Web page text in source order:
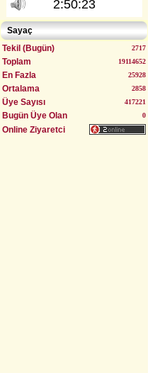
Uyumlu Evlilik Yöntemi (Bulgurlu)
Sayaç
Tekil (Bugün)
2717
Toplam 19114652
En Fazla 25928
Ortalama 2858
Üye Sayısı 417221
Bugün Üye Olan 0
Online Ziyaretci